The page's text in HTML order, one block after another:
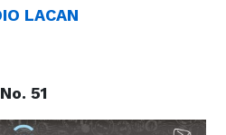
LACAN
No. 51